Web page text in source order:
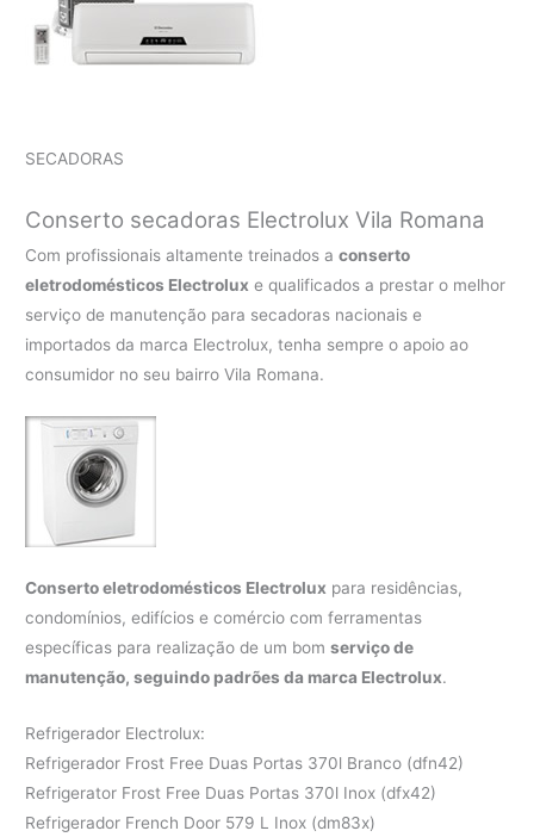
SECADORAS
Conserto secadoras Electrolux Vila Romana
Com profissionais altamente treinados aconserto
eletrodomésticos Electrolux e qualificados a prestar o melhor
serviço de manutenção para secadoras nacionais e
importados da marca Electrolux, tenha sempre o apoio ao
consumidor no seu bairro Vila Romana.
Conserto eletrodomésticos Electrolux para residências,
condomínios, edifícios e comércio com ferramentas
específicas para realização de um bomserviço de
manutenção, seguindo padrões da marca Electrolux.
Refrigerador Electrolux:
Refrigerador Frost Free Duas Portas 370l Branco (dfn42)
Refrigerator Frost Free Duas Portas 370l Inox (dfx42)
Refrigerador French Door 579 L Inox (dm83x)